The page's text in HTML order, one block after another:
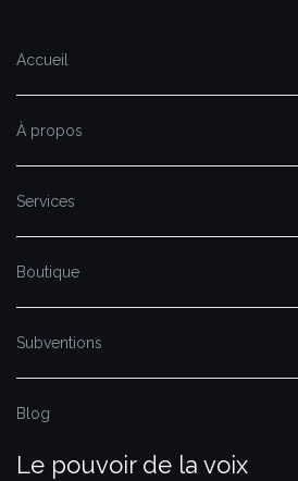
Accueil
À propos
Services
Boutique
Subventions
Blog
Le pouvoir de la voix